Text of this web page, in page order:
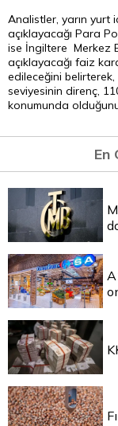
Analistler, yarın yurt
açıklayacağı Para
ise İngiltere Merkez
açıklayacağı faiz
edileceğini
seviyesinin direnç,
konumunda
En